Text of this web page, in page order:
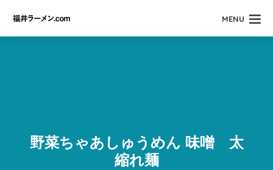
MENU
野菜ちゃあしゅうめん 味噌 太
縮れ麺